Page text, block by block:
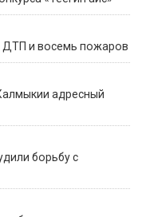
ДТП и восемь пожаров
адресный
борьбу с